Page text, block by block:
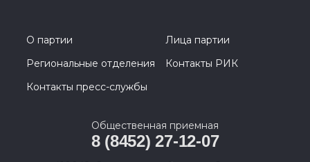
О партии
Лица партии
Региональные отделения
Контакты РИК
Контакты пресс-службы
Общественная приемная
8 (8452) 27-12-07